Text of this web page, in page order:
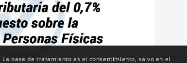
base de tratamiento es el consentimiento, salvo en el